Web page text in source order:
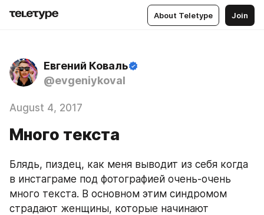
About Teletype Join
Евгений Коваль
@evgeniykoval
August 4, 2017
Много текста
Блядь, пиздец, как меня выводит из себя когда
в инстаграме под фотографией очень-очень
много текста. В основном этим синдромом
страдают женщины, которые начинают